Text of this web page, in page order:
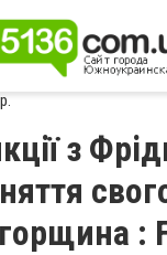
з
: